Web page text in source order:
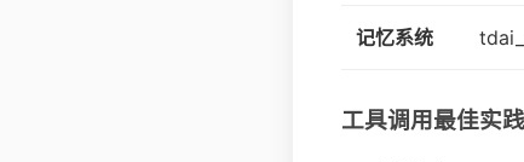
记忆系统
工具调用最佳实践